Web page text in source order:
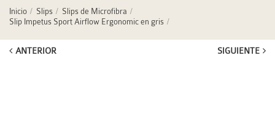
Inicio Slips
Slips de Microfibra
Slip Impetus Sport Airflow Ergonomic en gris
ANTERIOR SIGUIENTE